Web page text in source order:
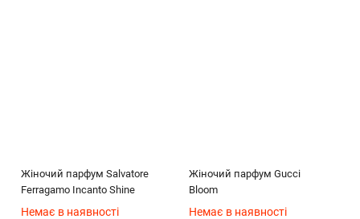
Жіночий парфум Salvatore
Ferragamo Incanto Shine
Немає в наявності
Жіночий парфум Gucci
Bloom
Немає в наявності